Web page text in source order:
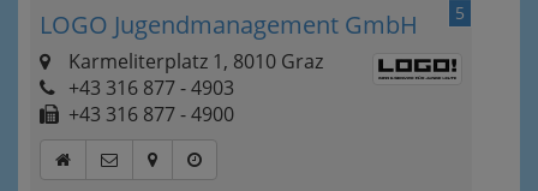
5
LOGO Jugendmanagement GmbH
Karmeliterplatz 1, 8010 Graz
+43 316 877 - 4903
+43 316 877 - 4900